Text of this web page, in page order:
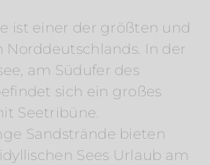
ist einer der größten und
Norddeutschlands. In der
am Südufer des
sich ein großes
Seetribüne.
Sandstrände bieten
Sees Urlaub am